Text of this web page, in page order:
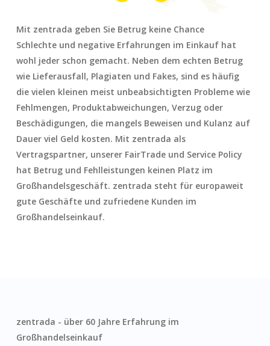
Mit zentrada geben Sie Betrug keine Chance
Schlechte und negative Erfahrungen im Einkauf hat
wohl jeder schon gemacht. Neben dem echten Betrug
wie Lieferausfall, Plagiaten und Fakes, sind es häufig
die vielen kleinen meist unbeabsichtigten Probleme wie
Fehlmengen, Produktabweichungen, Verzug oder
Beschädigungen, die mangels Beweisen und Kulanz auf
Dauer viel Geld kosten. Mit zentrada als
Vertragspartner, unserer FairTrade und Service Policy
hat Betrug und Fehlleistungen keinen Platz im
Großhandelsgeschäft. zentrada steht für europaweit
gute Geschäfte und zufriedene Kunden im
Großhandelseinkauf.
zentrada - über 60 Jahre Erfahrung im
Großhandelseinkauf